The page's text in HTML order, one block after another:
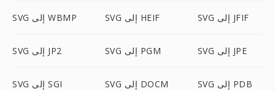
SVG إلى WBMP SVG إلى HEIF SVG إلى JFIF
SVG إلى JP2 SVG إلى PGM SVG إلى JPE
SVG إلى SGI SVG إلى DOCM SVG إلى PDB